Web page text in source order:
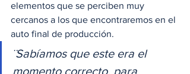
elementos que se perciben muy
cercanos a los que encontraremos en el
auto final de producción.
¨Sabíamos que este era el
momento correcto, para